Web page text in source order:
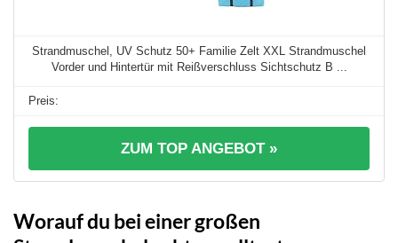
Strandmuschel, UV Schutz 50+ Familie Zelt XXL Strandmuschel
Vorder und Hintertür mit Reißverschluss Sichtschutz B ...
ZUM TOP ANGEBOT »
Worauf du bei einer großen